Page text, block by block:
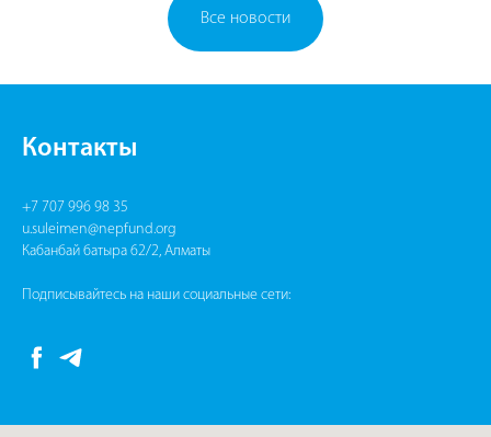
Все новости
Контакты
+7 707 996 98 35
u.suleimen@nepfund.org
Кабанбай батыра 62/2, Алматы
Подписывайтесь на наши социальные сети: